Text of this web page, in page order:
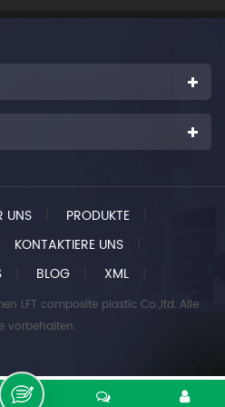
UNS PRODUKTE
KONTAKTIERE UNS
BLOG XML
LFT composite plastic Co.,ltd..Alle
vorbehalten.